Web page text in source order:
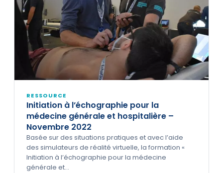
RESSOURCE
Initiation à l’échographie pour la
médecine générale et hospitalière –
Novembre 2022
Basée sur des situations pratiques et avec l’aide
des simulateurs de réalité virtuelle, la formation «
Initiation à l’échographie pour la médecine
générale et…